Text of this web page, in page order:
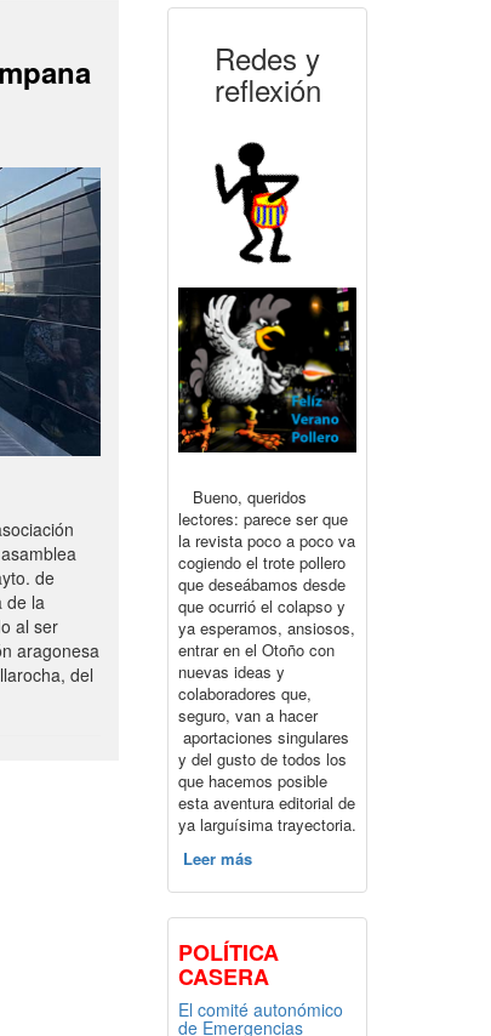
de
de la
al ser
aragonesa
del
Redes y
reflexión
Bueno, queridos
lectores: parece ser que
la revista poco a poco va
cogiendo el trote pollero
que deseábamos desde
que ocurrió el colapso y
ya esperamos, ansiosos,
entrar en el Otoño con
nuevas ideas y
colaboradores que,
seguro, van a hacer
aportaciones singulares
y del gusto de todos los
que hacemos posible
esta aventura editorial de
ya larguísima trayectoria.
Leer más
POLÍTICA
CASERA
El comité autonómico
de Emergencias